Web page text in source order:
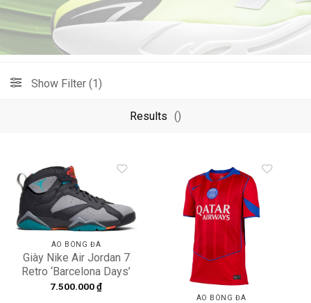
Show Filter (1)
Results ()
Add to
wishlist
ÁO BÓNG ĐÁ
Giày Nike Air Jordan 7
Retro ‘Barcelona Days’
304775-016
7.500.000₫
Add to
wishlist
ÁO BÓNG ĐÁ